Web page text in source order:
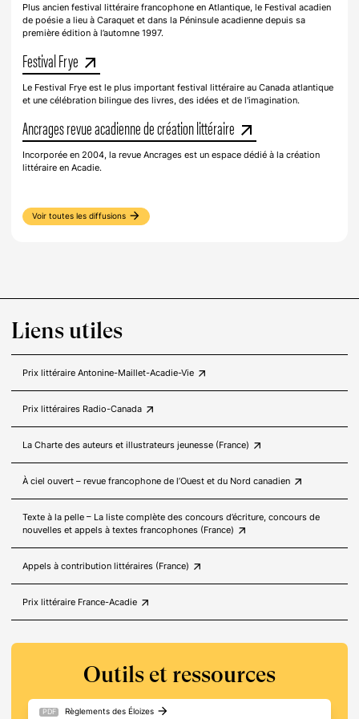
Plus ancien festival littéraire francophone en Atlantique, le Festival acadien
de poésie a lieu à Caraquet et dans la Péninsule acadienne depuis sa
première édition à l’automne 1997.
Festival Frye arrow_outward
Le Festival Frye est le plus important festival littéraire au Canada atlantique
et une célébration bilingue des livres, des idées et de l'imagination.
Ancrages revue acadienne de création littéraire arrow_outward
Incorporée en 2004, la revue Ancrages est un espace dédié à la création
littéraire en Acadie.
Voir toutes les diffusions arrow_forward
Liens utiles
Prix littéraire Antonine-Maillet-Acadie-Vie arrow_outward
Prix littéraires Radio-Canada arrow_outward
La Charte des auteurs et illustrateurs jeunesse (France) arrow_outward
À ciel ouvert – revue francophone de l’Ouest et du Nord canadien arrow_outward
Texte à la pelle – La liste complète des concours d’écriture, concours de
nouvelles et appels à textes francophones (France) arrow_outward
Appels à contribution littéraires (France) arrow_outward
Prix littéraire France-Acadie arrow_outward
Outils et ressources
PDF Règlements des Éloizes arrow_forward